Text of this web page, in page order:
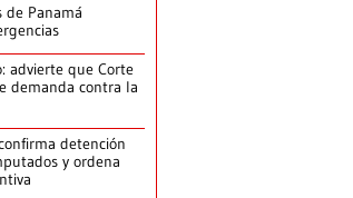
de Panamá
advierte que Corte
demanda contra la
detención
y ordena